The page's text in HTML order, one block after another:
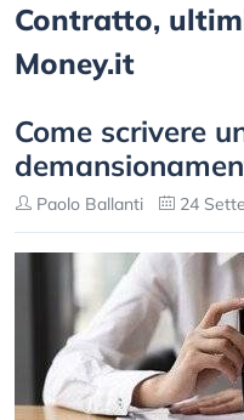
Contratto,
Money.it
Come scrivere
Paolo Ballanti 24